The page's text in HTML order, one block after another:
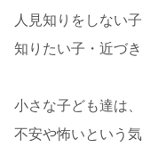
人見知りをしない
知りたい子・近づ
小さな子ども達は、
不安や怖いという